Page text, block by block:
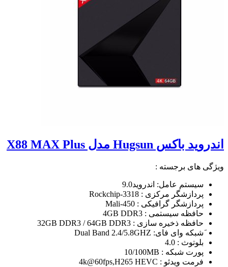
اندروید باکس Hugsun مدل X88 MAX Plus
ویژگی های برجسته :
سیستم عامل: اندروید9.0
پردازشگر مرکزی : Rockchip-3318
پردازشگر گرافیکی : Mali-450
حافظه سیستمی : 4GB DDR3
حافظه ذخیره سازی : 32GB DDR3 / 64GB DDR3
َشبکه وای فای: Dual Band 2.4/5.8GHZ
بلوتوث : 4.0
پورت شبکه : 10/100MB
فرمت ویدئو : 4k@60fps,H265 HEVC